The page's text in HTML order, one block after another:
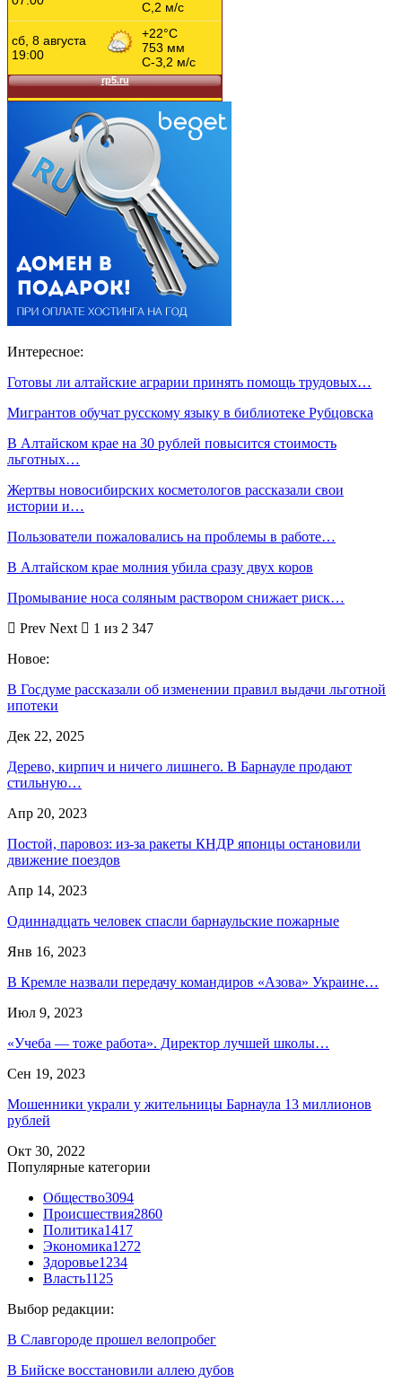
Интересное:
Готовы ли алтайские аграрии принять помощь трудовых…
Мигрантов обучат русскому языку в библиотеке Рубцовска
В Алтайском крае на 30 рублей повысится стоимость
льготных…
Жертвы новосибирских косметологов рассказали свои
истории и…
Пользователи пожаловались на проблемы в работе…
В Алтайском крае молния убила сразу двух коров
Промывание носа соляным раствором снижает риск…
Prev Next
1 из 2 347
Новое:
В Госдуме рассказали об изменении правил выдачи льготной
ипотеки
Дек 22, 2025
Дерево, кирпич и ничего лишнего. В Барнауле продают
стильную…
Апр 20, 2023
Постой, паровоз: из-за ракеты КНДР японцы остановили
движение поездов
Апр 14, 2023
Одиннадцать человек спасли барнаульские пожарные
Янв 16, 2023
В Кремле назвали передачу командиров «Азова» Украине…
Июл 9, 2023
«Учеба — тоже работа». Директор лучшей школы…
Сен 19, 2023
Мошенники украли у жительницы Барнаула 13 миллионов
рублей
Окт 30, 2022
Популярные категории
Общество3094
Происшествия2860
Политика1417
Экономика1272
Здоровье1234
Власть1125
Выбор редакции:
В Славгороде прошел велопробег
В Бийске восстановили аллею дубов